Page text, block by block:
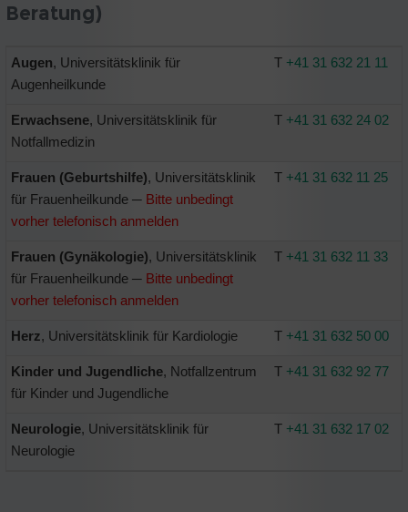
Beratung)
Augen, Universitätsklinik für
Augenheilkunde
T +41 31 632 21 11
Erwachsene, Universitätsklinik für
Notfallmedizin
T +41 31 632 24 02
Frauen (Geburtshilfe), Universitätsklinik
für Frauenheilkunde ─ Bitte unbedingt
vorher telefonisch anmelden
T +41 31 632 11 25
Frauen (Gynäkologie), Universitätsklinik
für Frauenheilkunde ─ Bitte unbedingt
vorher telefonisch anmelden
T +41 31 632 11 33
Herz, Universitätsklinik für Kardiologie T +41 31 632 50 00
Kinder und Jugendliche, Notfallzentrum
für Kinder und Jugendliche
T +41 31 632 92 77
Neurologie, Universitätsklinik für
Neurologie
T +41 31 632 17 02